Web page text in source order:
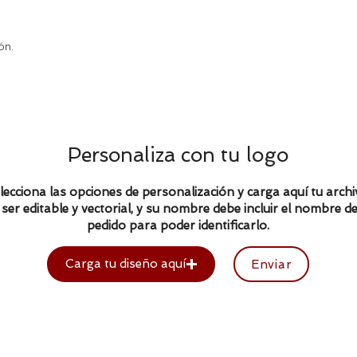
Personaliza con tu logo
las opciones de personalización y carga aquí tu
editable y vectorial, y su nombre debe incluir el nombre
pedido para poder identificarlo.
Carga tu diseño aquí Enviar